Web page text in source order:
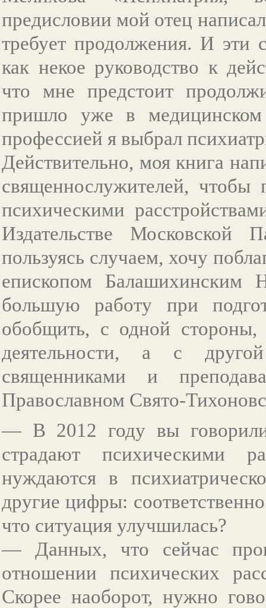
предисловии мой отец
требует продолжения. И эти
как некое руководство к
что мне предстоит
пришло уже в медицинском
профессией я выбрал
Действительно, моя книга
священнослужителей,
психическими
Издательстве
пользуясь случаем, хочу
епископом Балашихинским
большую работу при
обобщить, с одной
деятельности, а с
священниками и
Православном Свято-
— В 2012 году вы
страдают психическими
нуждаются в
другие цифры:
что ситуация улучшилась?
— Данных, что сейчас
отношении психических
Скорее наоборот, нужно